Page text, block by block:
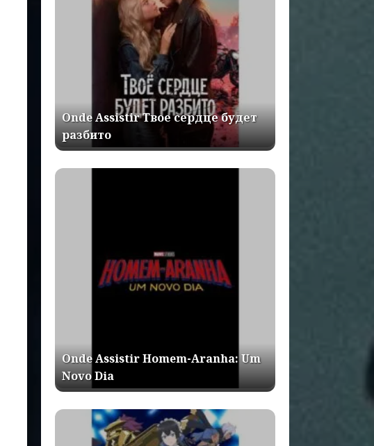
Onde Assistir Твое сердце будет
разбито
Onde Assistir Homem-Aranha: Um
Novo Dia